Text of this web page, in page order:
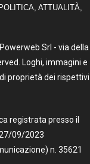
ATTUALITÀ,
Srl - via della
Loghi, immagini e
proprietà dei rispettivi
registrata presso il
09/2023
n. 35621